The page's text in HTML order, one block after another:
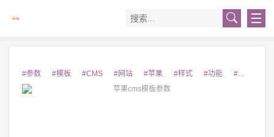
#参数 #模板 #CMS #网站 #苹果 #样式 #功能 #设置